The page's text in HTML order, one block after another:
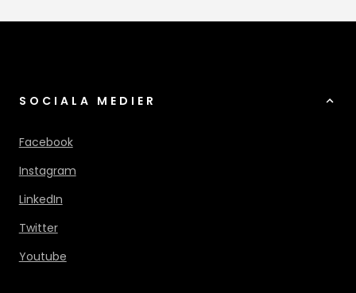
SOCIALA MEDIER
Facebook
Instagram
LinkedIn
Twitter
Youtube